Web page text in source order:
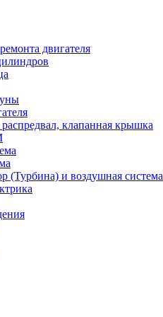
двигателя
клапанная крышка
(Турбина) и воздушная система